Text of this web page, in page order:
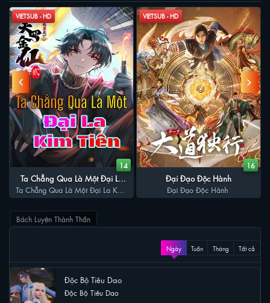
VIETSUB - HD
14
Ta Chẳng Qua Là Một Đại La
Kim Tiên
Ta Chẳng Qua Là Một Đại La Kim
Tiên
VIETSUB - HD
16
Đại Đạo Độc Hành
Đại Đạo Độc Hành
Bách Luyện Thành Thần
Ngày Tuần Tháng Tất cả
Độc Bộ Tiêu Dao
Độc Bộ Tiêu Dao